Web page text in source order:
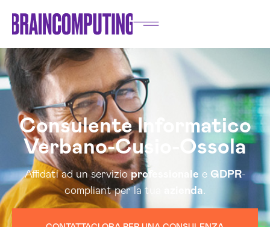
Consulente Informatico
Verbano-Cusio-Ossola
Affidati ad un servizioprofessionale e GDPR-
compliant per la tua
azienda.